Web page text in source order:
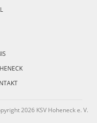
2026 KSV Hoheneck e. V.